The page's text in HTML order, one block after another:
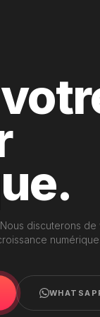
discuterons de
numérique.